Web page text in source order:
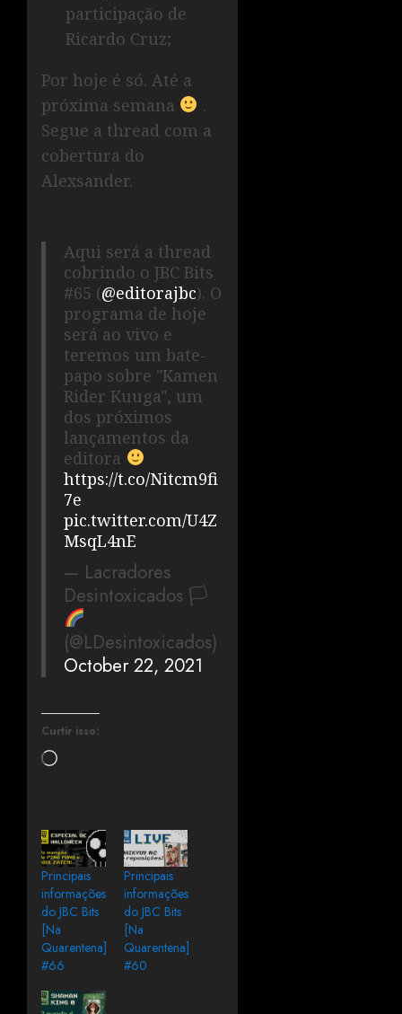
participação de
Ricardo Cruz;
Por hoje é só. Até a
próxima semana
.
Segue a thread com a
cobertura do
Alexsander.
Aqui será a thread
cobrindo o JBC Bits
#65 (@editorajbc). O
programa de hoje
será ao vivo e
teremos um bate-
papo sobre "Kamen
Rider Kuuga", um
dos próximos
lançamentos da
editora
https://t.co/Nitcm9fi
7e
pic.twitter.com/U4Z
MsqL4nE
— Lacradores
Desintoxicados 🏳‍
(@LDesintoxicados)
October 22, 2021
Curtir isso:
Principais
informações
do JBC Bits
[Na
Quarentena]
#66
Principais
informações
do JBC Bits
[Na
Quarentena]
#60